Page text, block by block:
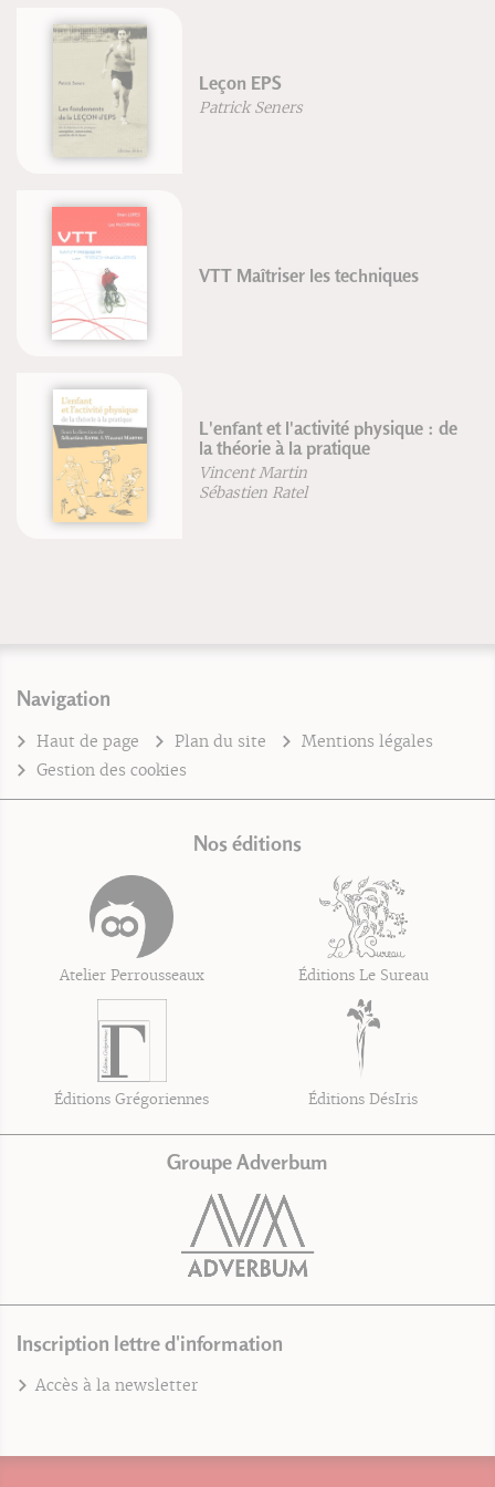
Leçon EPS
Patrick Seners
VTT Maîtriser les techniques
L'enfant et l'activité physique : de
la théorie à la pratique
Vincent Martin
Sébastien Ratel
Navigation
Haut de page Plan du site
Mentions légales
Gestion des cookies
Nos éditions
Atelier Perrousseaux Éditions Le Sureau
Éditions Grégoriennes Éditions DésIris
Groupe Adverbum
Inscription lettre d'information
Accès à la newsletter